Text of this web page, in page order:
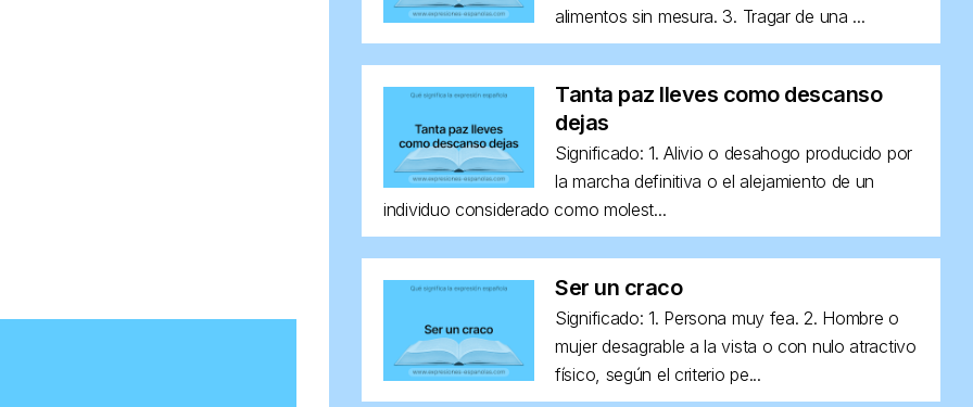
alimentos sin mesura. 3. Tragar de una ...
Tanta paz lleves como descanso
dejas
Significado: 1. Alivio o desahogo producido por
la marcha definitiva o el alejamiento de un
individuo considerado como molest...
Ser un craco
Significado: 1. Persona muy fea. 2. Hombre o
mujer desagrable a la vista o con nulo atractivo
físico, según el criterio pe...